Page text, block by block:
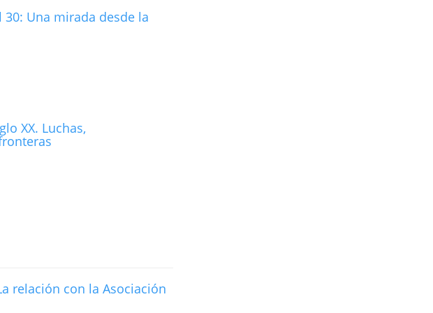
Una mirada desde la
XX. Luchas,
relación con la Asociación